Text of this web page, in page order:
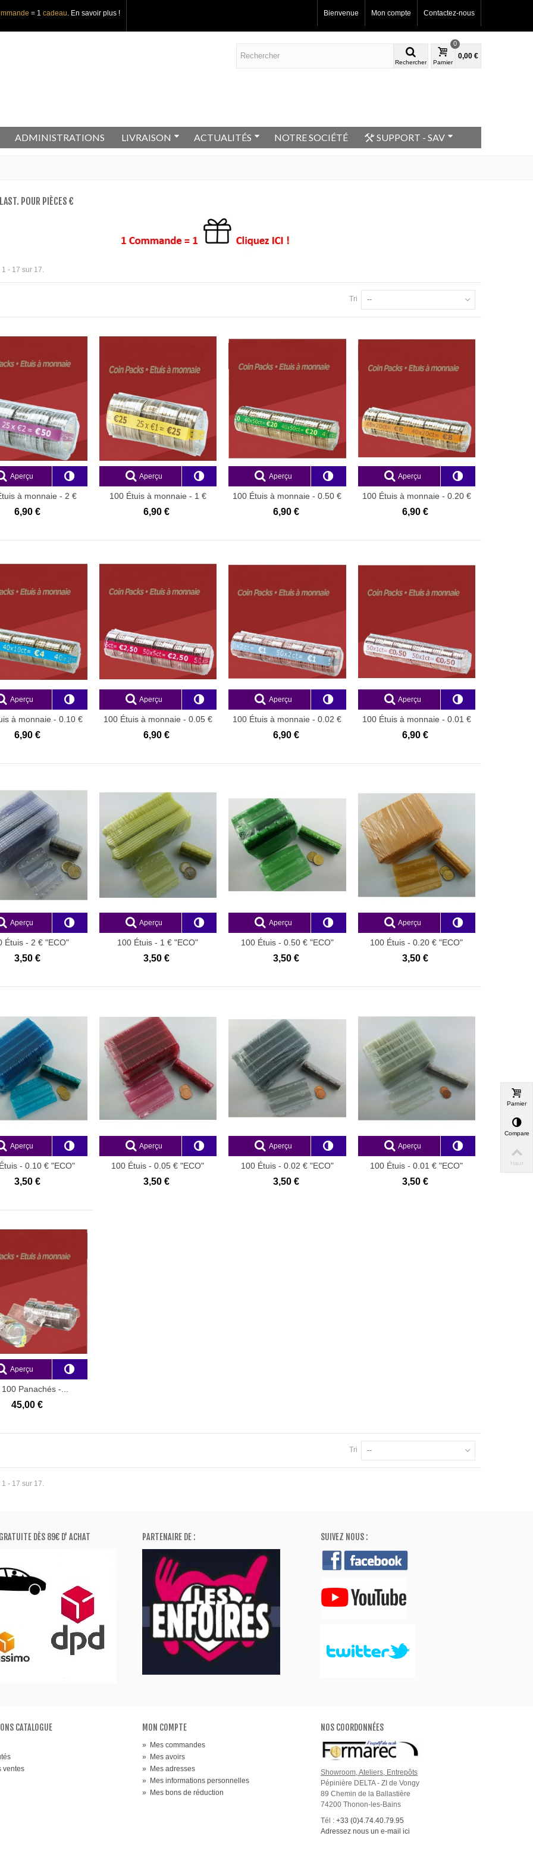
Contactez-nous
Bienvenue Mon compte
= 1 cadeau. En savoir plus !
Rechercher Parnier
0
0,00 €
ADMINISTRATIONS LIVRAISON ACTUALITÉS NOTRE SOCIÉTÉ SUPPORT - SAV
130
€
€
"Discount 4"
"Discount 2"
POUR PIÈCES €
- 17 sur 17.
Tri --
Aperçu
à monnaie - 2 €
PET
6,90 €
Aperçu
100 Étuis à monnaie - 1 €
PET
6,90 €
Aperçu
100 Étuis à monnaie - 0.50 €
PET
6,90 €
Aperçu
100 Étuis à monnaie - 0.20 €
PET
6,90 €
Aperçu
à monnaie - 0.10 €
PET
6,90 €
Aperçu
100 Étuis à monnaie - 0.05 €
PET
6,90 €
Aperçu
100 Étuis à monnaie - 0.02 €
PET
6,90 €
Aperçu
100 Étuis à monnaie - 0.01 €
PET
6,90 €
Aperçu
Étuis - 2 € "ECO"
3,50 €
Aperçu
100 Étuis - 1 € "ECO"
3,50 €
Aperçu
100 Étuis - 0.50 € "ECO"
3,50 €
Aperçu
100 Étuis - 0.20 € "ECO"
3,50 €
Aperçu
- 0.10 € "ECO"
3,50 €
Aperçu
100 Étuis - 0.05 € "ECO"
3,50 €
Aperçu
100 Étuis - 0.02 € "ECO"
3,50 €
Aperçu
100 Étuis - 0.01 € "ECO"
3,50 €
Aperçu
Panachés -...
45,00 €
Tri --
- 17 sur 17.
DÈS 89€ D' ACHAT PARTENAIRE DE : SUIVEZ NOUS :
CATALOGUE
ventes
MON COMPTE
» Mes commandes
» Mes avoirs
» Mes adresses
» Mes informations personnelles
» Mes bons de réduction
NOS COORDONNÉES
Showroom, Ateliers, Entrepôts
Pépinière DELTA - ZI de Vongy
89 Chemin de la Ballastière
74200 Thonon-les-Bains
Tél : +33 (0)4.74.40.79.95
Adressez nous un e-mail ici
Parnier
Comparer
Haut